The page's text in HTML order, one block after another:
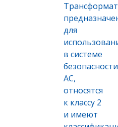
для
в системе
безопасности
АС,
относятся
к классу 2
и имеют